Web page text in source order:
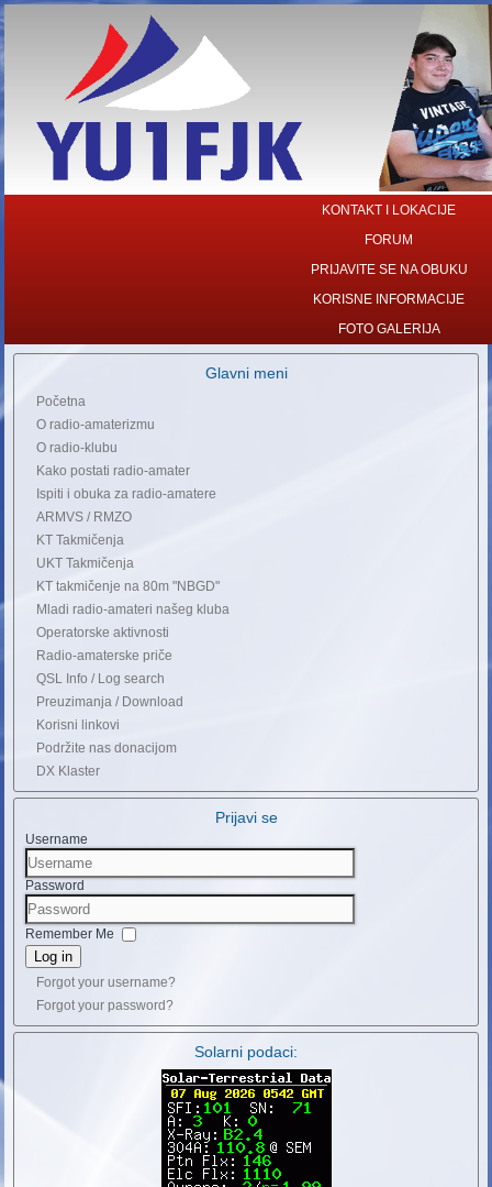
KONTAKT I LOKACIJE
FORUM
PRIJAVITE SE NA OBUKU
KORISNE INFORMACIJE
FOTO GALERIJA
Glavni meni
Početna
O radio-amaterizmu
O radio-klubu
Kako postati radio-amater
Ispiti i obuka za radio-amatere
ARMVS / RMZO
KT Takmičenja
UKT Takmičenja
KT takmičenje na 80m "NBGD"
Mladi radio-amateri našeg kluba
Operatorske aktivnosti
Radio-amaterske priče
QSL Info / Log search
Preuzimanja / Download
Korisni linkovi
Podržite nas donacijom
DX Klaster
Prijavi se
Username
Password
Remember Me
Log in
Forgot your username?
Forgot your password?
Solarni podaci: